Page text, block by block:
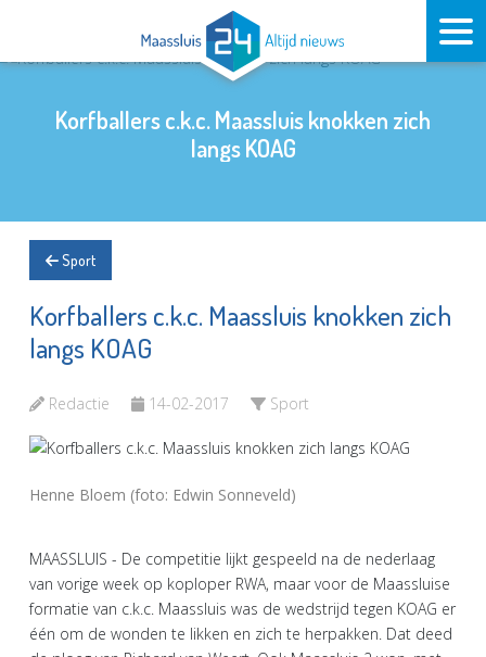
Korfballers c.k.c. Maassluis knokken zich
langs KOAG
Sport
Korfballers c.k.c. Maassluis knokken zich
langs KOAG
Redactie 14-02-2017 Sport
Henne Bloem (foto: Edwin Sonneveld)
MAASSLUIS - De competitie lijkt gespeeld na de nederlaag
van vorige week op koploper RWA, maar voor de Maassluise
formatie van c.k.c. Maassluis was de wedstrijd tegen KOAG er
één om de wonden te likken en zich te herpakken. Dat deed